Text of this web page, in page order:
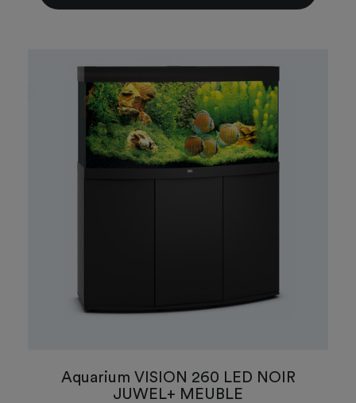
Aquarium VISION 260 LED NOIR
JUWEL+ MEUBLE